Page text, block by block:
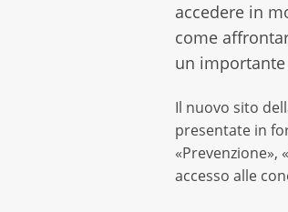
accedere in
come
un
Il nuovo sito
presentate in
«Prevenzione»,
accesso alle